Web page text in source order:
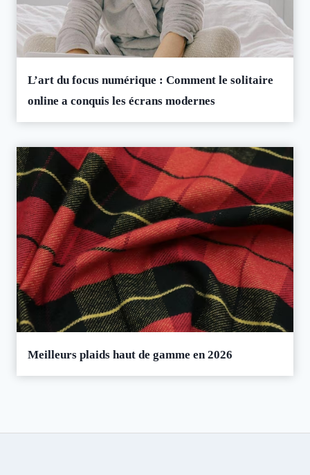
L’art du focus numérique : Comment le solitaire
online a conquis les écrans modernes
Meilleurs plaids haut de gamme en 2026